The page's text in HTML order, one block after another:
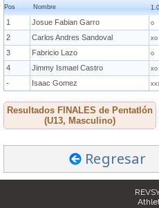
Pos Nombre
1 Josue Fabian Garro o
2 Carlos Andres Sandoval xo
3 Fabricio Lazo o
4 Jimmy Ismael Castro xo
- Isaac Gomez
Resultados FINALES de Pentatlón
(U13, Masculino)
Regresar